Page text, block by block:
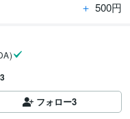
＋ 500円
3
フォロー3